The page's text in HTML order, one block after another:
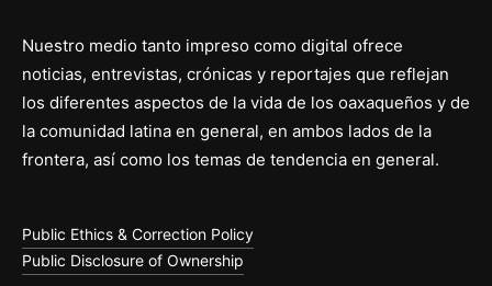
Nuestro medio tanto impreso como digital ofrece
noticias, entrevistas, crónicas y reportajes que reflejan
los diferentes aspectos de la vida de los oaxaqueños y de
la comunidad latina en general, en ambos lados de la
frontera, así como los temas de tendencia en general.
Public Ethics & Correction Policy
Public Disclosure of Ownership